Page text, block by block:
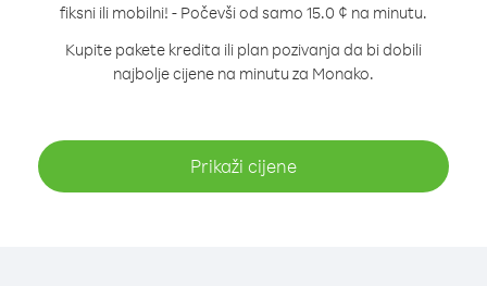
fiksni ili mobilni! - Počevši od samo 15.0 ¢ na minutu.
Kupite pakete kredita ili plan pozivanja da bi dobili
najbolje cijene na minutu za Monako.
Prikaži cijene